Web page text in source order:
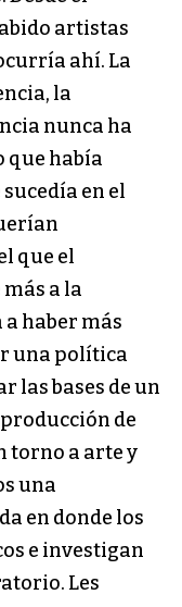
artistas
ahí. La
la
nunca ha
que había
en el
que el
a la
haber más
una política
las bases de un
de
torno a arte y
una
en donde los
e investigan
Les